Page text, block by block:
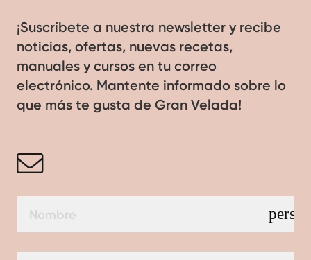
¡Suscríbete a nuestra newsletter y recibe
noticias, ofertas, nuevas recetas,
manuales y cursos en tu correo
electrónico. Mantente informado sobre lo
que más te gusta de Gran Velada!